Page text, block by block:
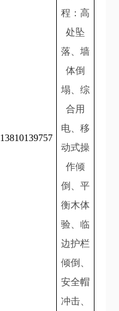
13810139757
程：高
处坠
落、墙
体倒
塌、综
合用
电、移
动式操
作倾
倒、平
衡木体
验、临
边护栏
倾倒、
安全帽
冲击、